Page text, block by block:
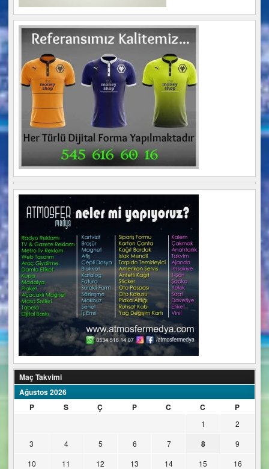
Maç Takvimi
Ağustos 2026
P
S Ç P C C P
1
2
3
4 5 6 7 8
9
10
11 12 13 14 15
16